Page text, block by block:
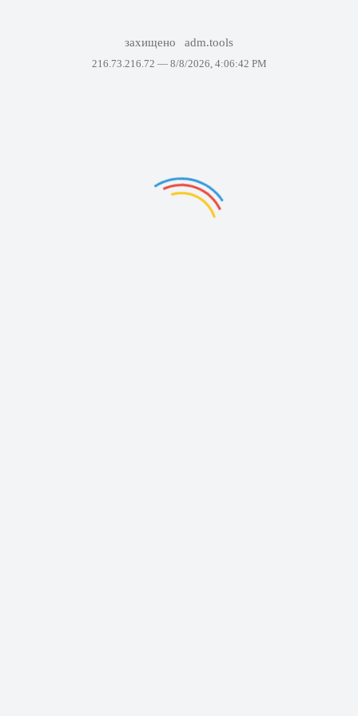
захищено adm.tools
216.73.216.72 — 8/8/2026, 4:06:42 PM